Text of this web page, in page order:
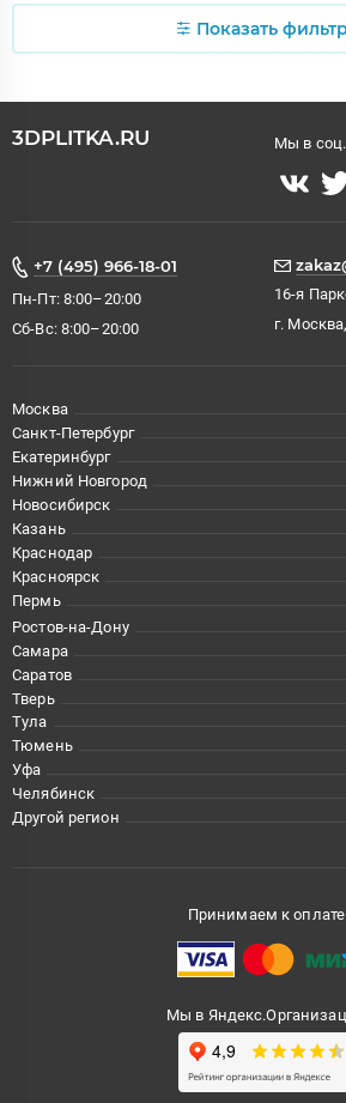
Показать
3DPLITKA.RU Мы в
+7 (495) 966-18-01
Пн-Пт: 8:00–20:00
Сб-Вс: 8:00–20:00
16-я
г.
Москва
Санкт-Петербург
Екатеринбург
Нижний Новгород
Новосибирск
Казань
Краснодар
Красноярск
Пермь
Ростов-на-Дону
Самара
Саратов
Тверь
Тула
Тюмень
Уфа
Челябинск
Другой регион
Принимаем к
Мы в